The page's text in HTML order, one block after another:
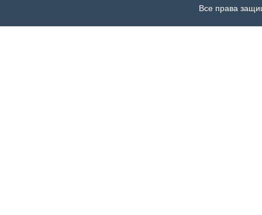
Все права